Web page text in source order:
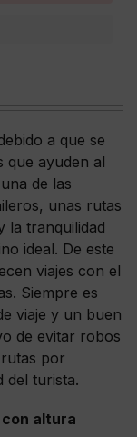
a que se
que ayuden al
de las
unas rutas
la tranquilidad
ideal. De este
viajes con el
Siempre es
viaje y un buen
de evitar robos
por
del turista.
con altura